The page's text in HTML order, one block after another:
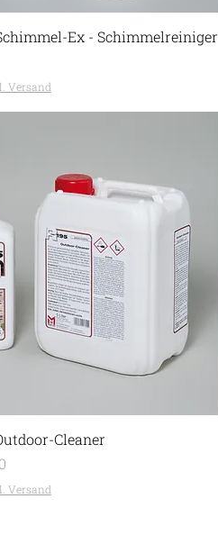
Ex - Schimmelreiniger
Versand
Cleaner
Versand